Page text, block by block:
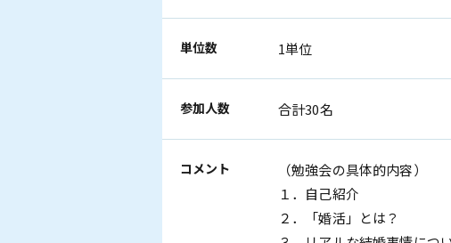
単位数 1単位
参加人数 合計30名
コメント
（勉強会の具体的内容）
１．自己紹介
２．「婚活」とは？